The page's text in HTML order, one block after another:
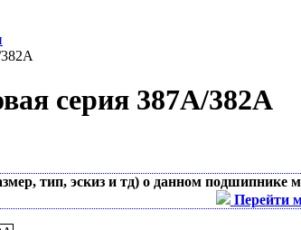
JED, KPT, NXZ, ГПЗ, Neutral, WHX, ZWZ,
серия 387A/382A
тип, эскиз и тд) о данном подшипнике
Перейти